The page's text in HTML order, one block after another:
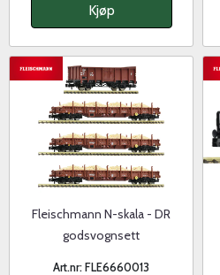
Kjøp
Fleischmann N-skala - DR
godsvognsett
Art.nr: FLE6660013